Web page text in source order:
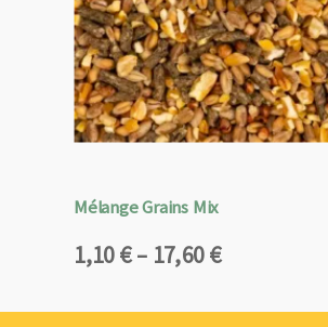
Mélange Grains Mix
1,10€– 17,60€
Plage
prix :